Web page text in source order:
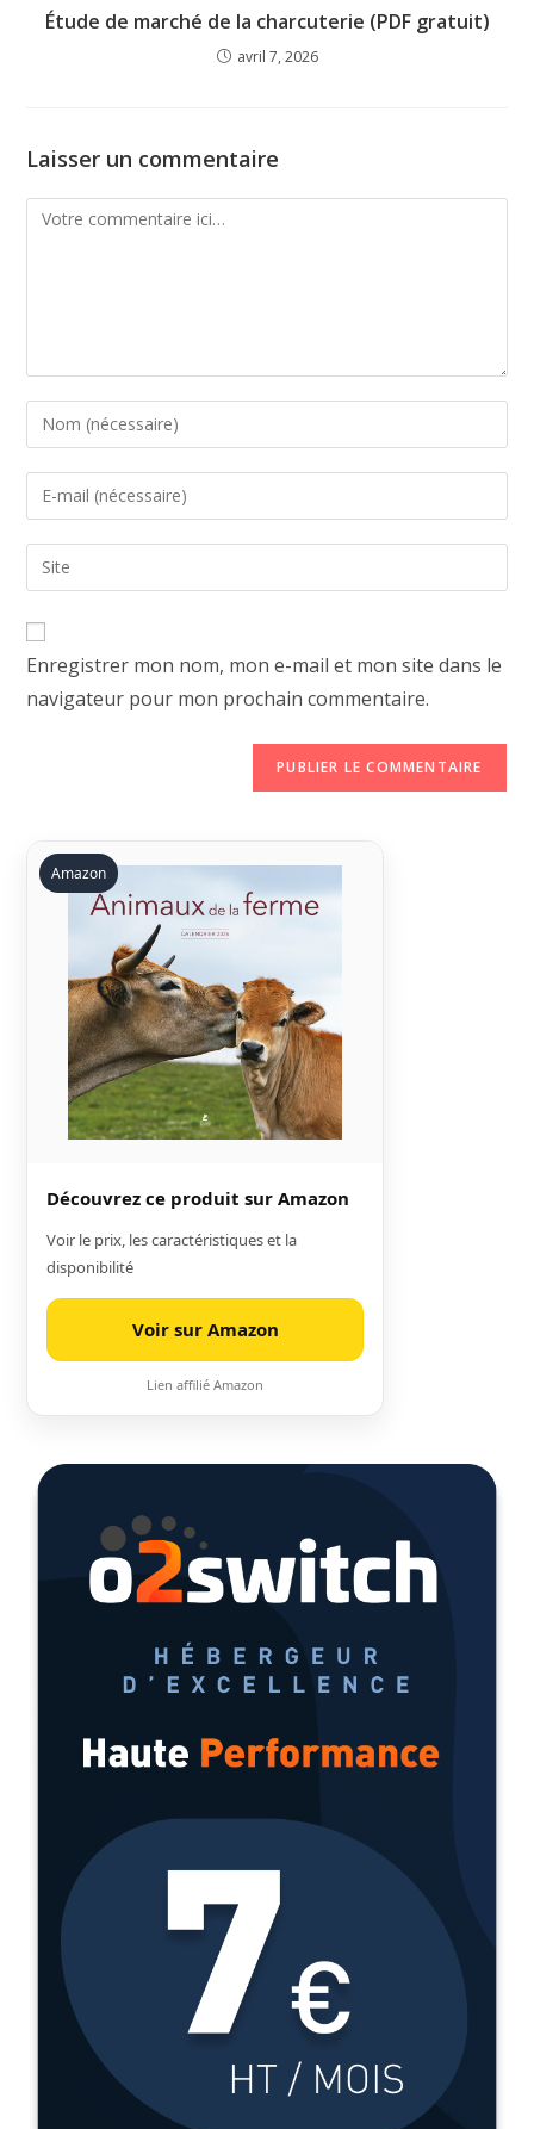
Étude de marché de la charcuterie (PDF gratuit)
avril 7, 2026
Laisser un commentaire
Comment
Enter
your
name
comment
Enter
your
email
address
Saisir
l’URL
votre
site
(facultatif)
Enregistrer mon nom, mon e-mail et mon site dans le
navigateur pour mon prochain commentaire.
Amazon
Découvrez ce produit sur Amazon
Voir le prix, les caractéristiques et la
disponibilité
Voir sur Amazon
Lien affilié Amazon